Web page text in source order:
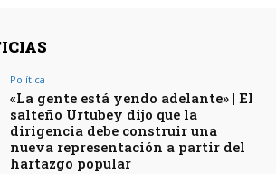
Política
«La gente está yendo adelante» | El
salteño Urtubey dijo que la
dirigencia debe construir una
nueva representación a partir del
hartazgo popular